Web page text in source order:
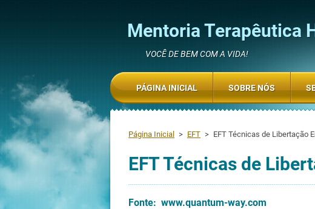
Mentoria Terapêutica
VOCÊ DE BEM COM A VIDA!
Página Inicial > EFT > EFT Técnicas de Libertação
EFT Técnicas de
Fonte: www.quantum-way.com
PÁGINA INICIAL SOBRE NÓS